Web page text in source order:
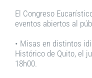
El Congreso
eventos abiertos al
• Misas en distintos
Histórico de Quito, el
18h00.